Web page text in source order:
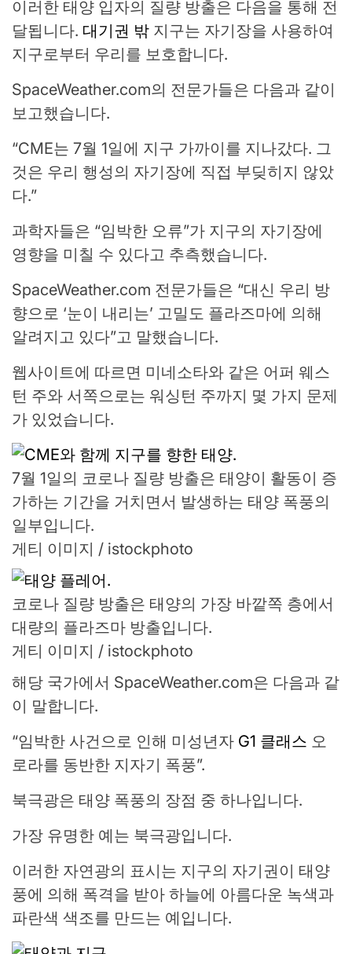
이러한 태양 입자의 질량 방출은 다음을 통해 전
달됩니다. 대기권 밖 지구는 자기장을 사용하여
지구로부터 우리를 보호합니다.
SpaceWeather.com의 전문가들은 다음과 같이
보고했습니다.
“CME는 7월 1일에 지구 가까이를 지나갔다. 그
것은 우리 행성의 자기장에 직접 부딪히지 않았
다.”
과학자들은 “임박한 오류”가 지구의 자기장에
영향을 미칠 수 있다고 추측했습니다.
SpaceWeather.com 전문가들은 “대신 우리 방
향으로 ‘눈이 내리는’ 고밀도 플라즈마에 의해
알려지고 있다”고 말했습니다.
웹사이트에 따르면 미네소타와 같은 어퍼 웨스
턴 주와 서쪽으로는 워싱턴 주까지 몇 가지 문제
가 있었습니다.
7월 1일의 코로나 질량 방출은 태양이 활동이 증
가하는 기간을 거치면서 발생하는 태양 폭풍의
일부입니다.
게티 이미지 / istockphoto
코로나 질량 방출은 태양의 가장 바깥쪽 층에서
대량의 플라즈마 방출입니다.
게티 이미지 / istockphoto
해당 국가에서 SpaceWeather.com은 다음과 같
이 말합니다.
“임박한 사건으로 인해 미성년자 G1 클래스 오
로라를 동반한 지자기 폭풍”.
북극광은 태양 폭풍의 장점 중 하나입니다.
가장 유명한 예는 북극광입니다.
이러한 자연광의 표시는 지구의 자기권이 태양
풍에 의해 폭격을 받아 하늘에 아름다운 녹색과
파란색 색조를 만드는 예입니다.